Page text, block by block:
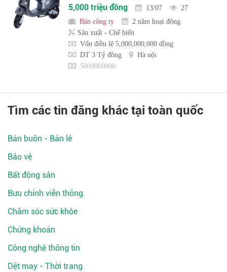
5,000 triệu đồng 13/07
27
Bán công ty
2 năm hoạt động
Sản xuất - Chế biến
Vốn điều lệ 5,000,000,000 đồng
DT 3 Tỷ đồng
Hà nội
5000000000
Tìm các tin đăng khác tại toàn quốc
Bán buôn - Bán lẻ
Bảo vệ
Bất động sản
Bưu chính viễn thông
Chăm sóc sức khỏe
Chứng khoán
Công nghệ thông tin
Dệt may - Thời trang